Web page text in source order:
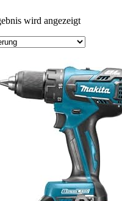
wird angezeigt